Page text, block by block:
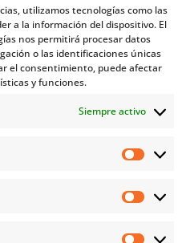
utilizamos tecnologías como las
a la información del dispositivo. El
nos permitirá procesar datos
o las identificaciones únicas
el consentimiento, puede afectar
y funciones.
Siempre activo
Rodas, 43-45 3º
Alicante